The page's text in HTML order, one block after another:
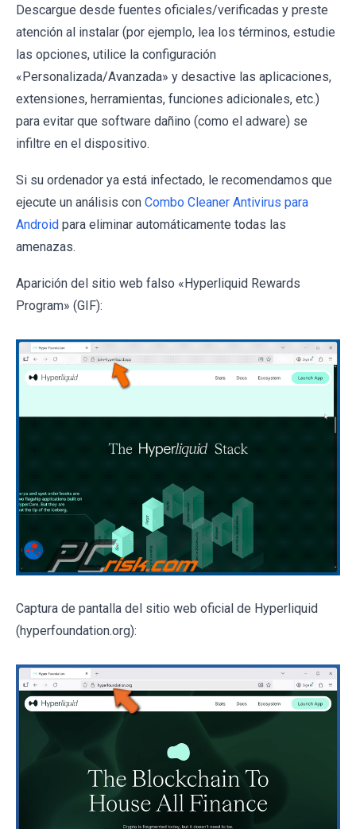
Descargue desde fuentes oficiales/verificadas y preste
atención al instalar (por ejemplo, lea los términos, estudie
las opciones, utilice la configuración
«Personalizada/Avanzada» y desactive las aplicaciones,
extensiones, herramientas, funciones adicionales, etc.)
para evitar que software dañino (como el adware) se
infiltre en el dispositivo.
Si su ordenador ya está infectado, le recomendamos que
ejecute un análisis con Combo Cleaner Antivirus para
Android para eliminar automáticamente todas las
amenazas.
Aparición del sitio web falso «Hyperliquid Rewards
Program» (GIF):
Captura de pantalla del sitio web oficial de Hyperliquid
(hyperfoundation.org):